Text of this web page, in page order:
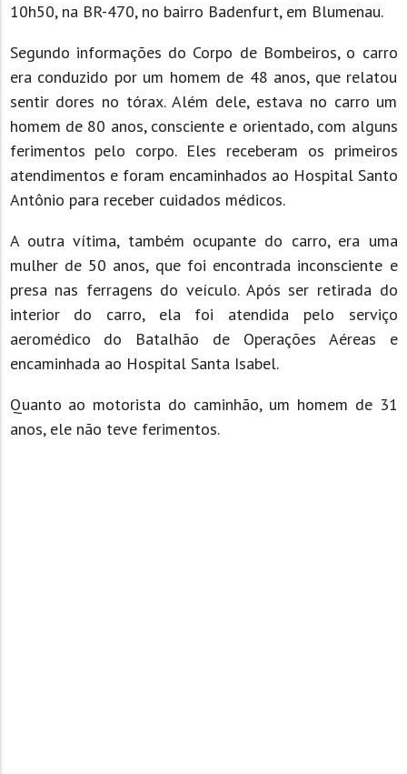
10h50, na BR-470, no bairro Badenfurt, em Blumenau.
Segundo informações do Corpo de Bombeiros, o carro
era conduzido por um homem de 48 anos, que relatou
sentir dores no tórax. Além dele, estava no carro um
homem de 80 anos, consciente e orientado, com alguns
ferimentos pelo corpo. Eles receberam os primeiros
atendimentos e foram encaminhados ao Hospital Santo
Antônio para receber cuidados médicos.
A outra vítima, também ocupante do carro, era uma
mulher de 50 anos, que foi encontrada inconsciente e
presa nas ferragens do veículo. Após ser retirada do
interior do carro, ela foi atendida pelo serviço
aeromédico do Batalhão de Operações Aéreas e
encaminhada ao Hospital Santa Isabel.
Quanto ao motorista do caminhão, um homem de 31
anos, ele não teve ferimentos.